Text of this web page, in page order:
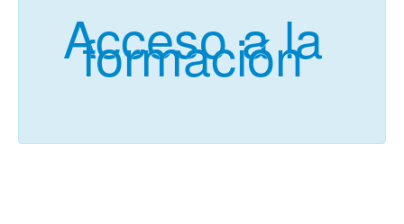
Acceso a la
formación